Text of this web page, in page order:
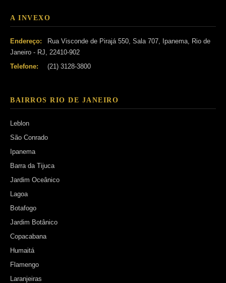
A INVEXO
Endereço:
Rua Visconde de Pirajá 550, Sala 707, Ipanema, Rio de
Janeiro - RJ, 22410-902
Telefone:
(21) 3128-3800
BAIRROS RIO DE JANEIRO
Leblon
São Conrado
Ipanema
Barra da Tijuca
Jardim Oceânico
Lagoa
Botafogo
Jardim Botânico
Copacabana
Humaitá
Flamengo
Laranjeiras